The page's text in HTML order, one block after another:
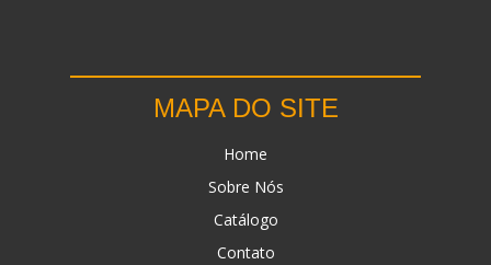
MAPA DO SITE
Home
Sobre Nós
Catálogo
Contato